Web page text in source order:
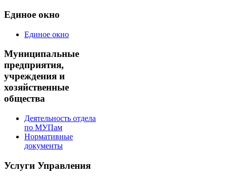
Единое окно
Единое окно
Муниципальные
предприятия,
учреждения и
хозяйственные
общества
Деятельность отдела
по МУПам
Нормативные
документы
Услуги Управления